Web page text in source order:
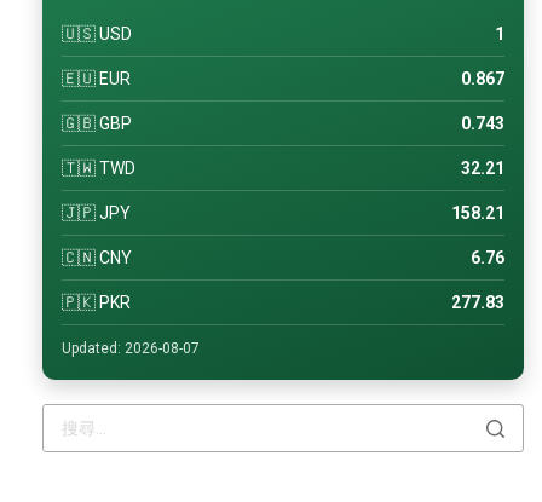
🇺🇸 USD 1
🇪🇺 EUR 0.867
🇬🇧 GBP 0.743
🇹🇼 TWD 32.21
🇯🇵 JPY 158.21
🇨🇳 CNY 6.76
🇵🇰 PKR 277.83
Updated: 2026-08-07